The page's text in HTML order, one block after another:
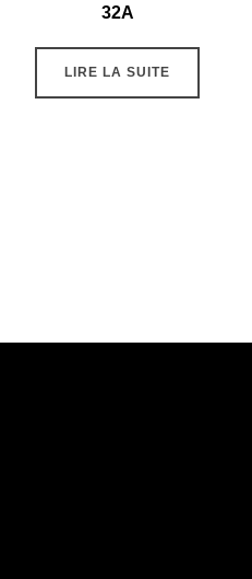
32A
LIRE LA SUITE